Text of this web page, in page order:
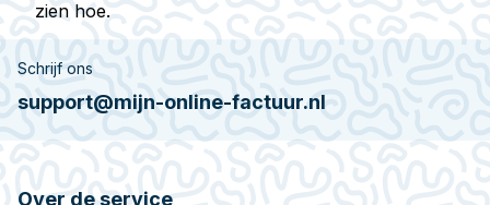
zien hoe.
Schrijf ons
support@mijn-online-factuur.nl
Over de service